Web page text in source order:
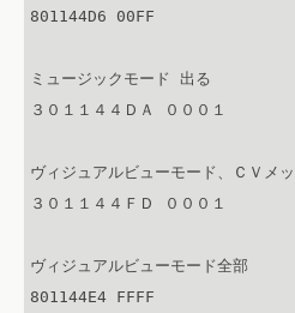
801144D6 00FF
ミュージックモード 出る
３０１１４４ＤＡ ０００１
ヴィジュアルビューモード、ＣＶメ
３０１１４４ＦＤ ０００１
ヴィジュアルビューモード全部
801144E4 FFFF